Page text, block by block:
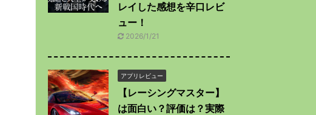
レイした感想を辛口レビ
ュー！
2026/1/21
アプリレビュー
【レーシングマスター】
は面白い？評価は？実際